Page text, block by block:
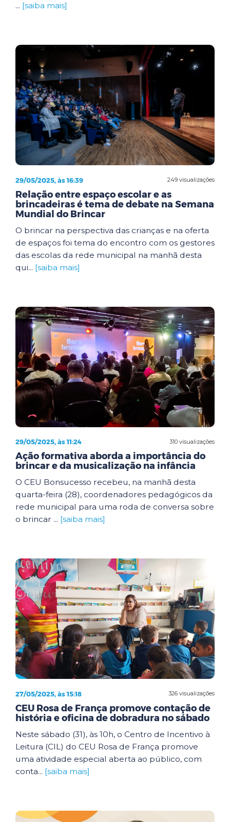
... [saiba mais]
249 visualizações
29/05/2025, às 16:39
Relação entre espaço escolar e as
brincadeiras é tema de debate na Semana
Mundial do Brincar
O brincar na perspectiva das crianças e na oferta
de espaços foi tema do encontro com os gestores
das escolas da rede municipal na manhã desta
qui... [saiba mais]
310 visualizações
29/05/2025, às 11:24
Ação formativa aborda a importância do
brincar e da musicalização na infância
O CEU Bonsucesso recebeu, na manhã desta
quarta-feira (28), coordenadores pedagógicos da
rede municipal para uma roda de conversa sobre
o brincar ... [saiba mais]
326 visualizações
27/05/2025, às 15:18
CEU Rosa de França promove contação de
história e oficina de dobradura no sábado
Neste sábado (31), às 10h, o Centro de Incentivo à
Leitura (CIL) do CEU Rosa de França promove
uma atividade especial aberta ao público, com
conta... [saiba mais]